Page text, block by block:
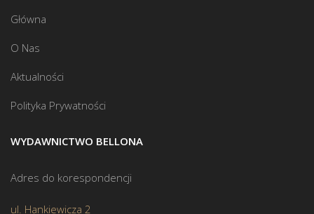
Główna
O Nas
Aktualności
Polityka Prywatności
WYDAWNICTWO BELLONA
Adres do korespondencji
ul. Hankiewicza 2